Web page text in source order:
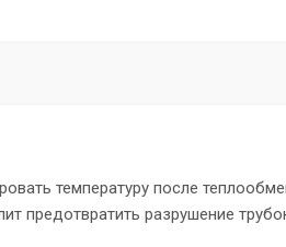
температуру после
предотвратить разрушение